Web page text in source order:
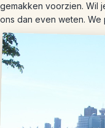
gemakken voorzien. Wil
ons dan even weten.